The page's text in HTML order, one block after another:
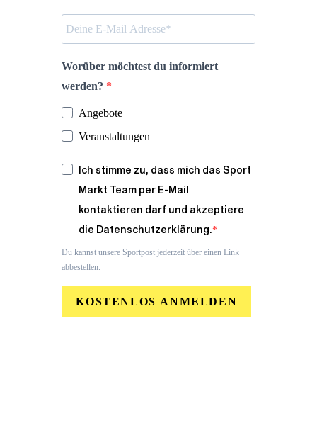
Worüber möchtest du informiert
werden?
Angebote
Veranstaltungen
Ich stimme zu, dass mich das Sport
Markt Team per E-Mail
kontaktieren darf und akzeptiere
die Datenschutzerklärung.
Du kannst unsere Sportpost jederzeit über einen Link
abbestellen.
KOSTENLOS ANMELDEN